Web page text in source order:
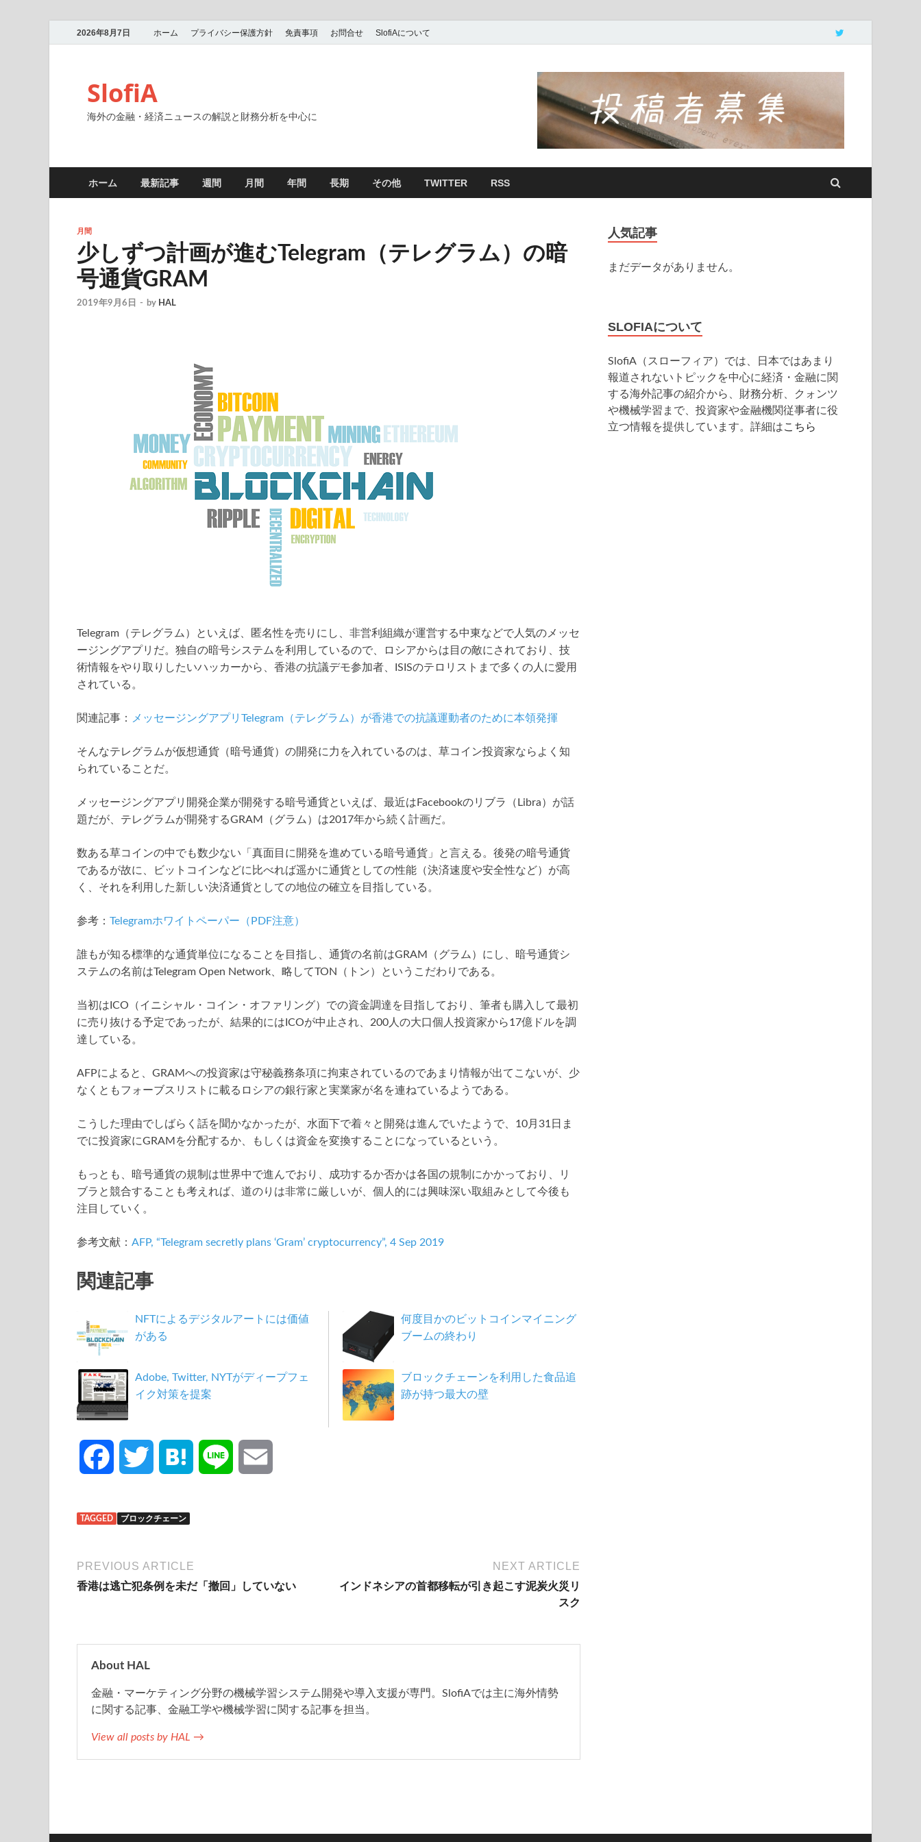
2026年8月7日 ホーム プライバシー保護方針 免責事項 お問合せ SlofiAについて
SlofiA
海外の金融・経済ニュースの解説と財務分析を中心に
ホーム 最新記事 週間 月間 年間 長期 その他 TWITTER RSS
月間
少しずつ計画が進むTelegram（テレグラム）の暗
号通貨GRAM
2019年9月6日 - by HAL
Telegram（テレグラム）といえば、匿名性を売りにし、非営利組織が運営する中東などで人気のメッセ
ージングアプリだ。独自の暗号システムを利用しているので、ロシアからは目の敵にされており、技
術情報をやり取りしたいハッカーから、香港の抗議デモ参加者、ISISのテロリストまで多くの人に愛用
されている。
関連記事： メッセージングアプリTelegram（テレグラム）が香港での抗議運動者のために本領発揮
そんなテレグラムが仮想通貨（暗号通貨）の開発に力を入れているのは、草コイン投資家ならよく知
られていることだ。
メッセージングアプリ開発企業が開発する暗号通貨といえば、最近はFacebookのリブラ（Libra）が話
題だが、テレグラムが開発するGRAM（グラム）は2017年から続く計画だ。
数ある草コインの中でも数少ない「真面目に開発を進めている暗号通貨」と言える。後発の暗号通貨
であるが故に、ビットコインなどに比べれば遥かに通貨としての性能（決済速度や安全性など）が高
く、それを利用した新しい決済通貨としての地位の確立を目指している。
参考： Telegramホワイトペーパー（PDF注意）
誰もが知る標準的な通貨単位になることを目指し、通貨の名前はGRAM（グラム）にし、暗号通貨シ
ステムの名前はTelegram Open Network、略してTON（トン）というこだわりである。
当初はICO（イニシャル・コイン・オファリング）での資金調達を目指しており、筆者も購入して最初
に売り抜ける予定であったが、結果的にはICOが中止され、200人の大口個人投資家から17億ドルを調
達している。
AFPによると、GRAMへの投資家は守秘義務条項に拘束されているのであまり情報が出てこないが、少
なくともフォーブスリストに載るロシアの銀行家と実業家が名を連ねているようである。
こうした理由でしばらく話を聞かなかったが、水面下で着々と開発は進んでいたようで、10月31日ま
でに投資家にGRAMを分配するか、もしくは資金を変換することになっているという。
もっとも、暗号通貨の規制は世界中で進んでおり、成功するか否かは各国の規制にかかっており、リ
ブラと競合することも考えれば、道のりは非常に厳しいが、個人的には興味深い取組みとして今後も
注目していく。
参考文献： AFP, “Telegram secretly plans ‘Gram’ cryptocurrency”, 4 Sep 2019
関連記事
NFTによるデジタルアートには価値
がある
Adobe, Twitter, NYTがディープフェ
イク対策を提案
何度目かのビットコインマイニング
ブームの終わり
ブロックチェーンを利用した食品追
跡が持つ最大の壁
c
e
b
o
k
i
t
t n
TAGGED ブロックチェーン
PREVIOUS ARTICLE
香港は逃亡犯条例を未だ「撤回」していない
NEXT ARTICLE
インドネシアの首都移転が引き起こす泥炭火災リ
スク
About HAL
金融・マーケティング分野の機械学習システム開発や導入支援が専門。SlofiAでは主に海外情勢
に関する記事、金融工学や機械学習に関する記事を担当。
View all posts by HAL →
人気記事
まだデータがありません。
SLOFIAについて
SlofiA（スローフィア）では、日本ではあまり
報道されないトピックを中心に経済・金融に関
する海外記事の紹介から、財務分析、クォンツ
や機械学習まで、投資家や金融機関従事者に役
立つ情報を提供しています。詳細はこちら